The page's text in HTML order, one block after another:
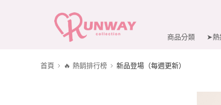
商品分類 ➤熱
首頁 🔥 熱銷排行榜 新品登場（每週更新）